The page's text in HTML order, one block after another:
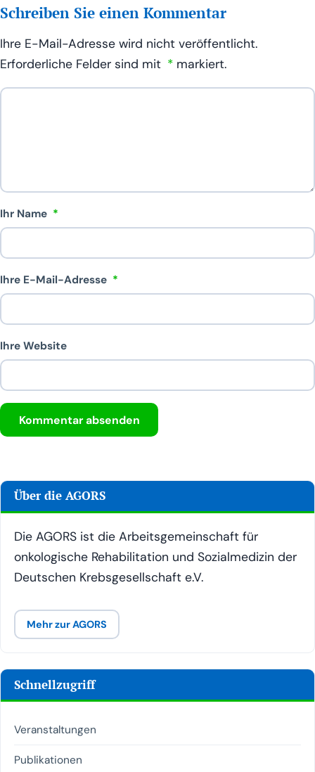
Schreiben Sie einen Kommentar
Ihre E-Mail-Adresse wird nicht veröffentlicht.
Erforderliche Felder sind mit *markiert.
Ihr
Ihr Name *
Ihre E-Mail-Adresse *
Ihre Website
Über die AGORS
Die AGORS ist die Arbeitsgemeinschaft für
onkologische Rehabilitation und Sozialmedizin der
Deutschen Krebsgesellschaft e.V.
Mehr zur AGORS
Schnellzugriff
Veranstaltungen
Publikationen